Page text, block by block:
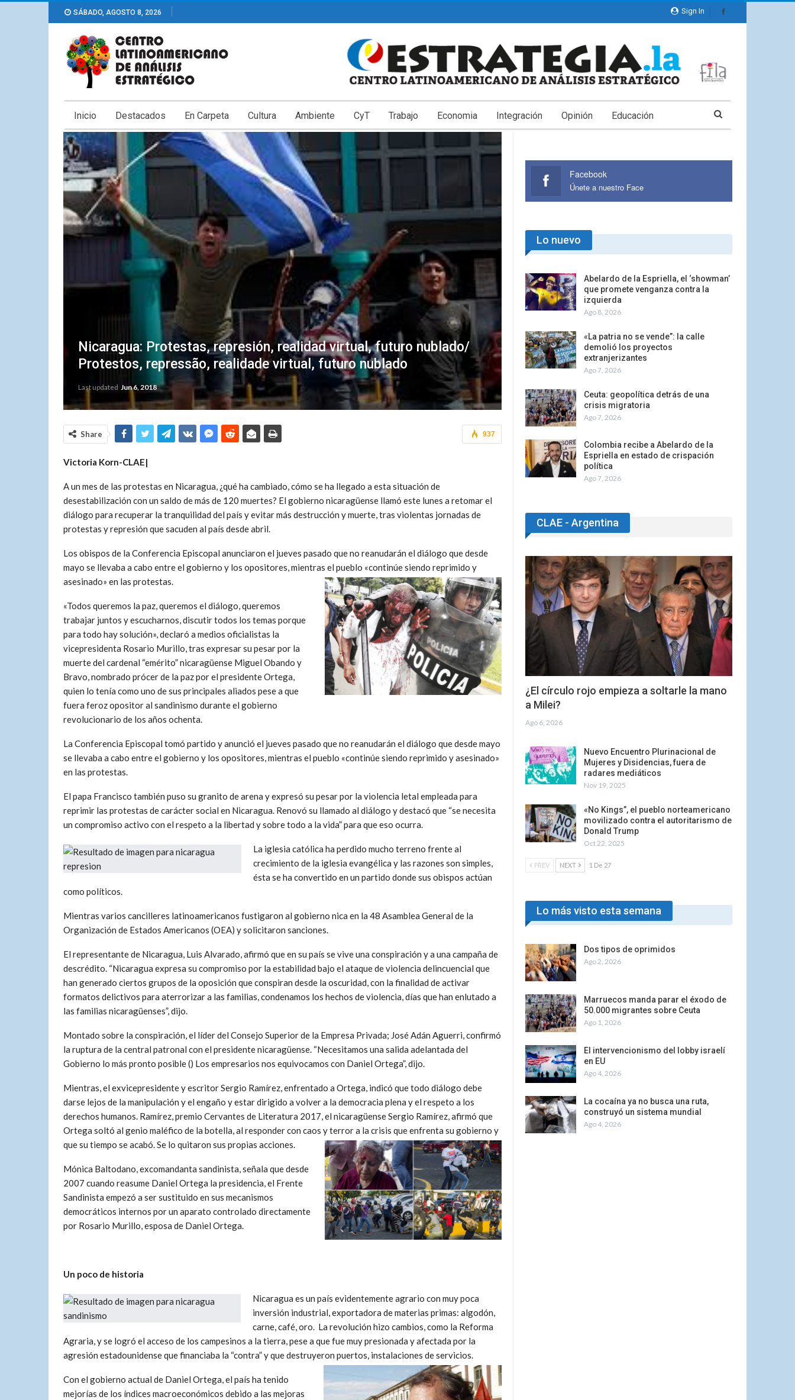
Sign In
SÁBADO, AGOSTO 8, 2026
Inicio Destacados En Carpeta Cultura Ambiente CyT Trabajo Economia Integración Opinión Educación
Nicaragua: Protestas, represión, realidad virtual, futuro nublado/
Protestos, repressão, realidade virtual, futuro nublado
Last updated Jun 6, 2018
937
Share
Victoria Korn-CLAE|
A un mes de las protestas en Nicaragua, ¿qué ha cambiado, cómo se ha llegado a esta situación de
desestabilización con un saldo de más de 120 muertes? El gobierno nicaragüense llamó este lunes a retomar el
diálogo para recuperar la tranquilidad del país y evitar más destrucción y muerte, tras violentas jornadas de
protestas y represión que sacuden al país desde abril.
Los obispos de la Conferencia Episcopal anunciaron el jueves pasado que no reanudarán el diálogo que desde
mayo se llevaba a cabo entre el gobierno y los opositores, mientras el pueblo «continúe siendo reprimido y
asesinado» en las protestas.
«Todos queremos la paz, queremos el diálogo, queremos
trabajar juntos y escucharnos, discutir todos los temas porque
para todo hay solución», declaró a medios oficialistas la
vicepresidenta Rosario Murillo, tras expresar su pesar por la
muerte del cardenal “emérito” nicaragüense Miguel Obando y
Bravo, nombrado prócer de la paz por el presidente Ortega,
quien lo tenía como uno de sus principales aliados pese a que
fuera feroz opositor al sandinismo durante el gobierno
revolucionario de los años ochenta.
La Conferencia Episcopal tomó partido y anunció el jueves pasado que no reanudarán el diálogo que desde mayo
se llevaba a cabo entre el gobierno y los opositores, mientras el pueblo «continúe siendo reprimido y asesinado»
en las protestas.
El papa Francisco también puso su granito de arena y expresó su pesar por la violencia letal empleada para
reprimir las protestas de carácter social en Nicaragua. Renovó su llamado al diálogo y destacó que “se necesita
un compromiso activo con el respeto a la libertad y sobre todo a la vida” para que eso ocurra.
La iglesia católica ha perdido mucho terreno frente al
crecimiento de la iglesia evangélica y las razones son simples,
ésta se ha convertido en un partido donde sus obispos actúan
como políticos.
Mientras varios cancilleres latinoamericanos fustigaron al gobierno nica en la 48 Asamblea General de la
Organización de Estados Americanos (OEA) y solicitaron sanciones.
El representante de Nicaragua, Luis Alvarado, afirmó que en su país se vive una conspiración y a una campaña de
descrédito. “Nicaragua expresa su compromiso por la estabilidad bajo el ataque de violencia delincuencial que
han generado ciertos grupos de la oposición que conspiran desde la oscuridad, con la finalidad de activar
formatos delictivos para aterrorizar a las familias, condenamos los hechos de violencia, días que han enlutado a
las familias nicaragüenses”, dijo.
Montado sobre la conspiración, el líder del Consejo Superior de la Empresa Privada; José Adán Aguerri, confirmó
la ruptura de la central patronal con el presidente nicaragüense. “Necesitamos una salida adelantada del
Gobierno lo más pronto posible () Los empresarios nos equivocamos con Daniel Ortega”, dijo.
Mientras, el exvicepresidente y escritor Sergio Ramírez, enfrentado a Ortega, indicó que todo diálogo debe
darse lejos de la manipulación y el engaño y estar dirigido a volver a la democracia plena y el respeto a los
derechos humanos. Ramírez, premio Cervantes de Literatura 2017, el nicaragüense Sergio Ramírez, afirmó que
Ortega soltó al genio maléfico de la botella, al responder con caos y terror a la crisis que enfrenta su gobierno y
que su tiempo se acabó. Se lo quitaron sus propias acciones.
Mónica Baltodano, excomandanta sandinista, señala que desde
2007 cuando reasume Daniel Ortega la presidencia, el Frente
Sandinista empezó a ser sustituido en sus mecanismos
democráticos internos por un aparato controlado directamente
por Rosario Murillo, esposa de Daniel Ortega.
Un poco de historia
Nicaragua es un país evidentemente agrario con muy poca
inversión industrial, exportadora de materias primas: algodón,
carne, café, oro. La revolución hizo cambios, como la Reforma
Agraria, y se logró el acceso de los campesinos a la tierra, pese a que fue muy presionada y afectada por la
agresión estadounidense que financiaba la “contra” y que destruyeron puertos, instalaciones de servicios.
Con el gobierno actual de Daniel Ortega, el país ha tenido
mejorías de los índices macroeconómicos debido a las mejoras
Facebook
Únete a nuestro Face
Lo nuevo
Abelardo de la Espriella, el ‘showman’
que promete venganza contra la
izquierda
Ago 8, 2026
«La patria no se vende”: la calle
demolió los proyectos
extranjerizantes
Ago 7, 2026
Ceuta: geopolítica detrás de una
crisis migratoria
Ago 7, 2026
Colombia recibe a Abelardo de la
Espriella en estado de crispación
política
Ago 7, 2026
CLAE - Argentina
¿El círculo rojo empieza a soltarle la mano
a Milei?
Ago 6, 2026
Nuevo Encuentro Plurinacional de
Mujeres y Disidencias, fuera de
radares mediáticos
Nov 19, 2025
«No Kings”, el pueblo norteamericano
movilizado contra el autoritarismo de
Donald Trump
Oct 22, 2025
PREV NEXT 1 De 27
Lo más visto esta semana
Dos tipos de oprimidos
Ago 2, 2026
Marruecos manda parar el éxodo de
50.000 migrantes sobre Ceuta
Ago 1, 2026
El intervencionismo del lobby israelí
en EU
Ago 4, 2026
La cocaína ya no busca una ruta,
construyó un sistema mundial
Ago 4, 2026